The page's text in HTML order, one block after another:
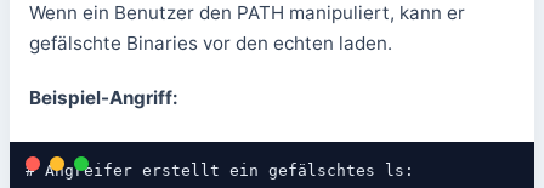
Wenn ein Benutzer den PATH manipuliert, kann er
gefälschte Binaries vor den echten laden.
Beispiel-Angriff:
# Angreifer erstellt ein gefälschtes ls: